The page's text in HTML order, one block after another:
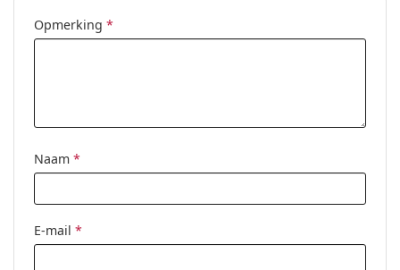
Opmerking *
Naam *
E-mail *